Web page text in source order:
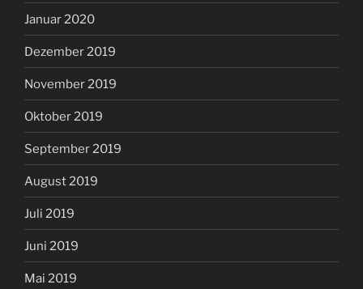
Januar 2020
Dezember 2019
November 2019
Oktober 2019
September 2019
August 2019
Juli 2019
Juni 2019
Mai 2019